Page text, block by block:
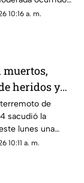
del estado; así
10:16 a. m.
muertos,
heridos y
tras
Colombia
de
sacudió la
lunes una
del territorio
10:11 a. m.